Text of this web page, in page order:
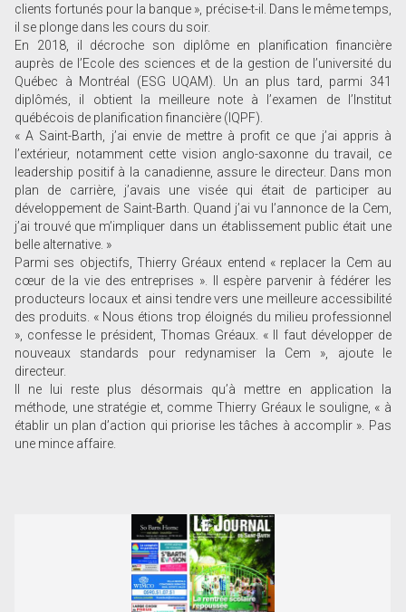
clients fortunés pour la banque », précise-t-il. Dans le même temps,
il se plonge dans les cours du soir.
En 2018, il décroche son diplôme en planification financière
auprès de l’Ecole des sciences et de la gestion de l’université du
Québec à Montréal (ESG UQAM). Un an plus tard, parmi 341
diplômés, il obtient la meilleure note à l’examen de l’Institut
québécois de planification financière (IQPF).
« A Saint-Barth, j’ai envie de mettre à profit ce que j’ai appris à
l’extérieur, notamment cette vision anglo-saxonne du travail, ce
leadership positif à la canadienne, assure le directeur. Dans mon
plan de carrière, j’avais une visée qui était de participer au
développement de Saint-Barth. Quand j’ai vu l’annonce de la Cem,
j’ai trouvé que m’impliquer dans un établissement public était une
belle alternative. »
Parmi ses objectifs, Thierry Gréaux entend « replacer la Cem au
cœur de la vie des entreprises ». Il espère parvenir à fédérer les
producteurs locaux et ainsi tendre vers une meilleure accessibilité
des produits. « Nous étions trop éloignés du milieu professionnel
», confesse le président, Thomas Gréaux. « Il faut développer de
nouveaux standards pour redynamiser la Cem », ajoute le
directeur.
Il ne lui reste plus désormais qu’à mettre en application la
méthode, une stratégie et, comme Thierry Gréaux le souligne, « à
établir un plan d’action qui priorise les tâches à accomplir ». Pas
une mince affaire.